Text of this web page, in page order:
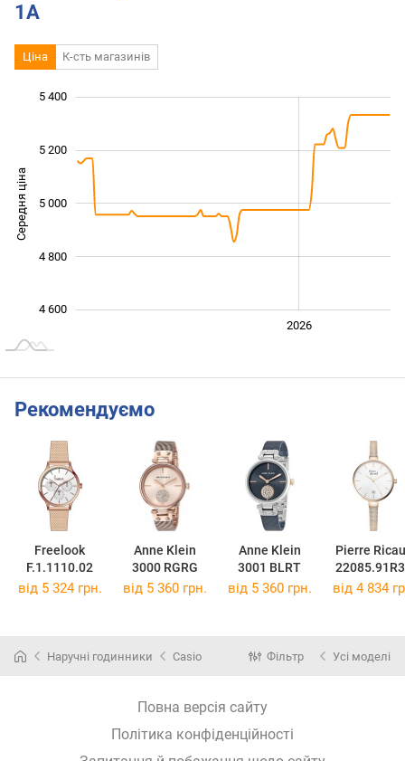
1A
Ціна К-сть магазинів
Середня ціна 4 600
4 600
4 800
5 000
5 200
5 400
2026
Рекомендуємо
Freelook
F.1.1110.02
Anne Klein
3000 RGRG
Anne Klein
3001 BLRT
Pierre
від 5 324 грн. від 5 360 грн. від 5 360 грн. від 4 834
Наручні годинники Casio Фільтр Усі моделі
Повна версія сайту
Політика конфіденційності